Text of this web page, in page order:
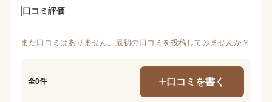
口コミ評価
まだ口コミはありません。最初の口コミを投稿してみませんか？
全0件 口コミを書く